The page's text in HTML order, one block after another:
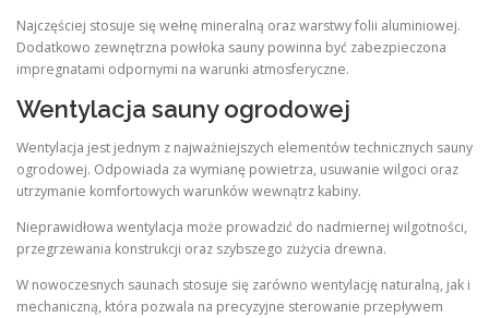
Najczęściej stosuje się wełnę mineralną oraz warstwy folii aluminiowej.
Dodatkowo zewnętrzna powłoka sauny powinna być zabezpieczona
impregnatami odpornymi na warunki atmosferyczne.
Wentylacja sauny ogrodowej
Wentylacja jest jednym z najważniejszych elementów technicznych sauny
ogrodowej. Odpowiada za wymianę powietrza, usuwanie wilgoci oraz
utrzymanie komfortowych warunków wewnątrz kabiny.
Nieprawidłowa wentylacja może prowadzić do nadmiernej wilgotności,
przegrzewania konstrukcji oraz szybszego zużycia drewna.
W nowoczesnych saunach stosuje się zarówno wentylację naturalną, jak i
mechaniczną, która pozwala na precyzyjne sterowanie przepływem